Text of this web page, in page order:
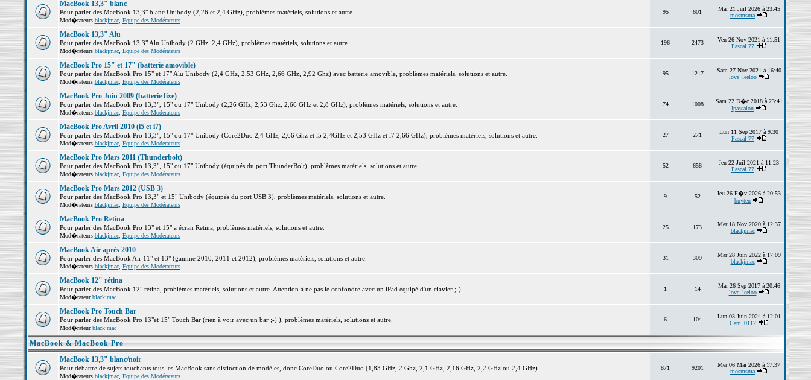
MacBook 13,3" blanc
Pour parler des MacBook 13,3" blanc Unibody (2,26 et 2,4 GHz), problèmes matériels, solutions et autre.
Mod�rateurs blackjmac, Equipe des Modérateurs
95 601
Mar 21 Juil 2026 à 23:45
mosmsma
MacBook 13,3" Alu
Pour parler des MacBook 13,3" Alu Unibody (2 GHz, 2,4 GHz), problèmes matériels, solutions et autre.
Mod�rateurs blackjmac, Equipe des Modérateurs
196 2473
Ven 26 Nov 2021 à 11:51
Pascal 77
MacBook Pro 15" et 17" (batterie amovible)
Pour parler des MacBook Pro 15" et 17" Alu Unibody (2,4 GHz, 2,53 GHz, 2,66 GHz, 2,92 Ghz) avec batterie amovible, problèmes matériels, solutions et autre.
Mod�rateurs blackjmac, Equipe des Modérateurs
95 1217
Sam 27 Nov 2021 à 16:40
love_leeloo
MacBook Pro Juin 2009 (batterie fixe)
Pour parler des MacBook Pro 13,3", 15" ou 17" Unibody (2,26 GHz, 2,53 Ghz, 2,66 GHz et 2,8 GHz), problèmes matériels, solutions et autre.
Mod�rateurs blackjmac, Equipe des Modérateurs
74 1008
Sam 22 D�c 2018 à 23:41
lpascalon
MacBook Pro Avril 2010 (i5 et i7)
Pour parler des MacBook Pro 13,3", 15" ou 17" Unibody (Core2Duo 2,4 GHz, 2,66 Ghz et i5 2,4GHz et 2,53 GHz et i7 2,66 GHz), problèmes matériels, solutions et autre.
Mod�rateurs blackjmac, Equipe des Modérateurs
27 271
Lun 11 Sep 2017 à 9:30
Pascal 77
MacBook Pro Mars 2011 (Thunderbolt)
Pour parler des MacBook Pro 13,3", 15" ou 17" Unibody (équipés du port ThunderBolt), problèmes matériels, solutions et autre.
Mod�rateurs blackjmac, Equipe des Modérateurs
52 658
Jeu 22 Juil 2021 à 11:23
Pascal 77
MacBook Pro Mars 2012 (USB 3)
Pour parler des MacBook Pro 13,3" et 15" Unibody (équipés du port USB 3), problèmes matériels, solutions et autre.
Mod�rateurs blackjmac, Equipe des Modérateurs
9 52
Jeu 26 F�v 2026 à 20:53
buyten
MacBook Pro Retina
Pour parler des MacBook Pro 13" et 15" a écran Retina, problèmes matériels, solutions et autre.
Mod�rateurs blackjmac, Equipe des Modérateurs
25 173
Mer 18 Nov 2020 à 12:37
blackjmac
MacBook Air après 2010
Pour parler des MacBook Air 11" et 13" (gamme 2010, 2011 et 2012), problèmes matériels, solutions et autre.
Mod�rateurs blackjmac, Equipe des Modérateurs
31 309
Mar 28 Juin 2022 à 17:09
blackjmac
MacBook 12" rétina
Pour parler des MacBook 12" rétina, problèmes matériels, solutions et autre. Attention à ne pas le confondre avec un iPad équipé d'un clavier ;-)
Mod�rateurblackjmac
1 14
Mar 26 Sep 2017 à 20:46
love_leeloo
MacBook Pro Touch Bar
Pour parler des MacBook Pro 13"et 15" Touch Bar (rien à voir avec un bar ;-) ), problèmes matériels, solutions et autre.
Mod�rateurblackjmac
6 104
Lun 03 Juin 2024 à 12:01
Cam_0112
MacBook & MacBook Pro
MacBook 13,3" blanc/noir
Pour débattre de sujets touchants tous les MacBook sans distinction de modèles, donc CoreDuo ou Core2Duo (1,83 GHz, 2 Ghz, 2,1 GHz, 2,16 GHz, 2,2 GHz ou 2,4 GHz).
Mod�rateurs blackjmac, Equipe des Modérateurs
871 9201
Mer 06 Mai 2026 à 17:37
mosmsma